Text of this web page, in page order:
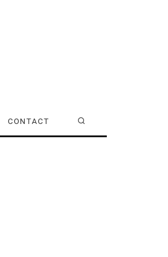
CONTACT